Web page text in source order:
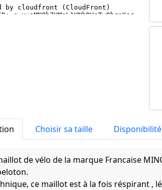
Choisir sa taille
de vélo de la marque Francaise
ce maillot est à la fois réspirant ,